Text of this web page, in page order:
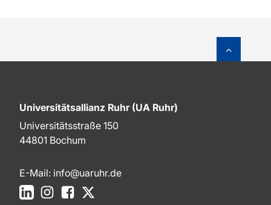
Universitätsallianz Ruhr (UA Ruhr)
Universitätsstraße 150
44801 Bochum
E-Mail: info@uaruhr.de
LinkedInInstagramFacebook